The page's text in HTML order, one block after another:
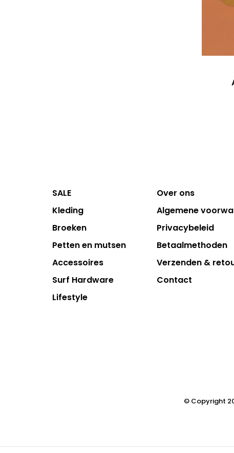
SALE
Kleding
Broeken
Petten en mutsen
Accessoires
Surf Hardware
Lifestyle
Over ons
Algemene
Privacybeleid
Betaalmethoden
Verzenden &
Contact
© Copyright